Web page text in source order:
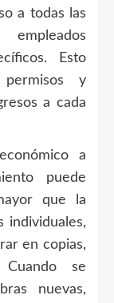
a todas las
Esto
y
a cada
a
puede
que la
individuales,
en copias,
Cuando se
nuevas,